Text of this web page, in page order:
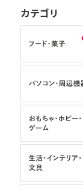
カテゴリ